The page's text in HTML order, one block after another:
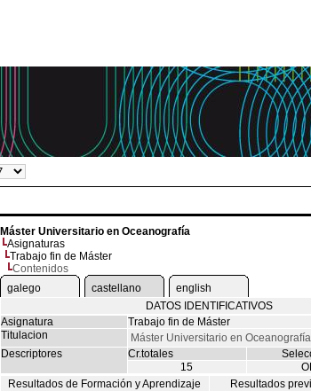
Máster Universitario en Oceanografía
Asignaturas
Trabajo fin de Máster
Contenidos
galego
castellano
english
DATOS IDENTIFICATIVOS
Asignatura
Trabajo fin de Máster
Titulacion
Máster Universitario en Oceanografía
Descriptores
Cr.totales
15
Resultados de Formación y Aprendizaje
Resultados